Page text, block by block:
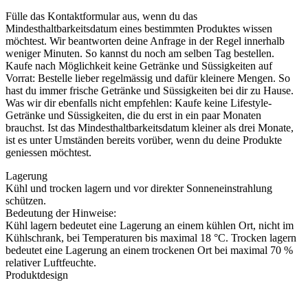
Fülle das Kontaktformular aus, wenn du das
Mindesthaltbarkeitsdatum eines bestimmten Produktes wissen
möchtest. Wir beantworten deine Anfrage in der Regel innerhalb
weniger Minuten. So kannst du noch am selben Tag bestellen.
Kaufe nach Möglichkeit keine Getränke und Süssigkeiten auf
Vorrat: Bestelle lieber regelmässig und dafür kleinere Mengen. So
hast du immer frische Getränke und Süssigkeiten bei dir zu Hause.
Was wir dir ebenfalls nicht empfehlen: Kaufe keine Lifestyle-
Getränke und Süssigkeiten, die du erst in ein paar Monaten
brauchst. Ist das Mindesthaltbarkeitsdatum kleiner als drei Monate,
ist es unter Umständen bereits vorüber, wenn du deine Produkte
geniessen möchtest.
Lagerung
Kühl und trocken lagern und vor direkter Sonneneinstrahlung
schützen.
Bedeutung der Hinweise:
Kühl lagern bedeutet eine Lagerung an einem kühlen Ort, nicht im
Kühlschrank, bei Temperaturen bis maximal 18 °C. Trocken lagern
bedeutet eine Lagerung an einem trockenen Ort bei maximal 70 %
relativer Luftfeuchte.
Produktdesign